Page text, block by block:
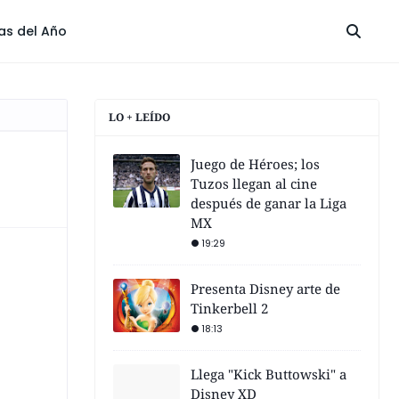
del Año
LO + LEÍDO
Juego de Héroes; los
Tuzos llegan al cine
después de ganar la Liga
MX
19:29
Presenta Disney arte de
Tinkerbell 2
18:13
Llega "Kick Buttowski" a
Disney XD